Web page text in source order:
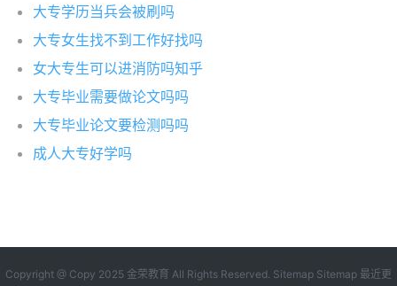
大专学历当兵会被刷吗
大专女生找不到工作好找吗
女大专生可以进消防吗知乎
大专毕业需要做论文吗吗
大专毕业论文要检测吗吗
成人大专好学吗
Copyright @ Copy 2025 金荣教育 All Rights Reserved. Sitemap Sitemap 最近更